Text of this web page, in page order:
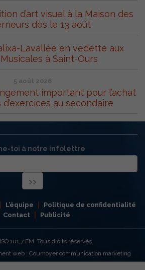
d’art visuel à la Maison des
dès le 13 août
Lavallée en vedette aux
à Saint-Ours
5 août 2026
important pour l’achat
au secondaire
toi à notre infolettre
L’équipe
Politique de confidentialité
Contact
Publicité
101,7 FM. Tous droits réservés.
web : Cournoyer communication marketing